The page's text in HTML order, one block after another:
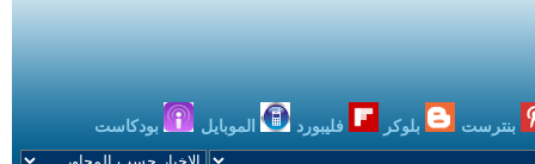
بنترست بلوكر فليبورد الموبايل بودكاست